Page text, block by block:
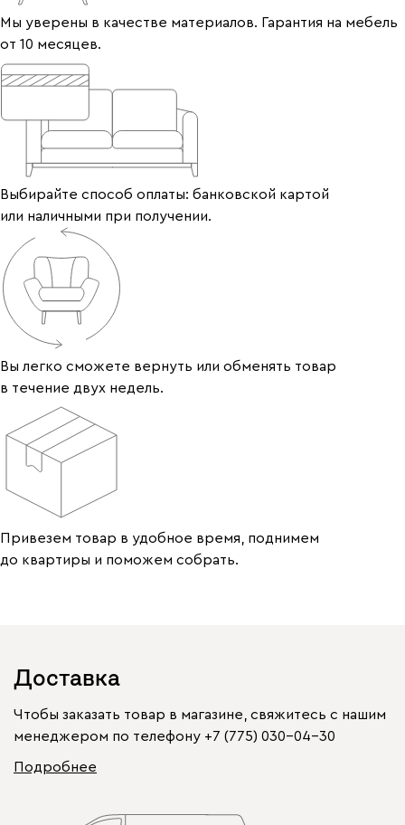
Мы уверены в качестве материалов. Гарантия на мебель
от 10 месяцев.
Выбирайте способ оплаты: банковской картой
или наличными при получении.
Вы легко сможете вернуть или обменять товар
в течение двух недель.
Привезем товар в удобное время, поднимем
до квартиры и поможем собрать.
Доставка
Чтобы заказать товар в магазине, свяжитесь с нашим
менеджером по телефону +7 (775) 030-04-30
Подробнее